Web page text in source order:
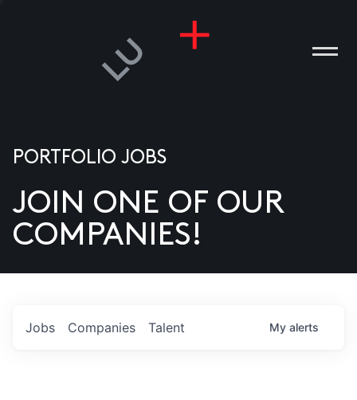
US
PORTFOLIO JOBS
JOIN ONE OF OUR
COMPANIES!
Jobs Companies Talent My alerts